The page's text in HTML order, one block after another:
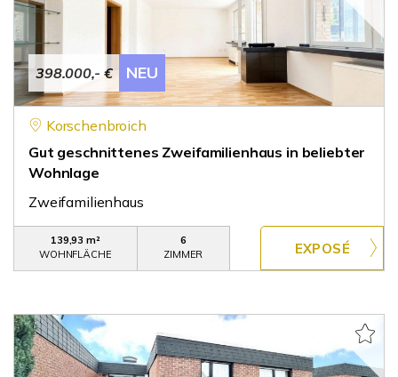
398.000,- € NEU
Korschenbroich
Gut geschnittenes Zweifamilienhaus in beliebter
Wohnlage
Zweifamilienhaus
139,93 m²
WOHNFLÄCHE
6
ZIMMER